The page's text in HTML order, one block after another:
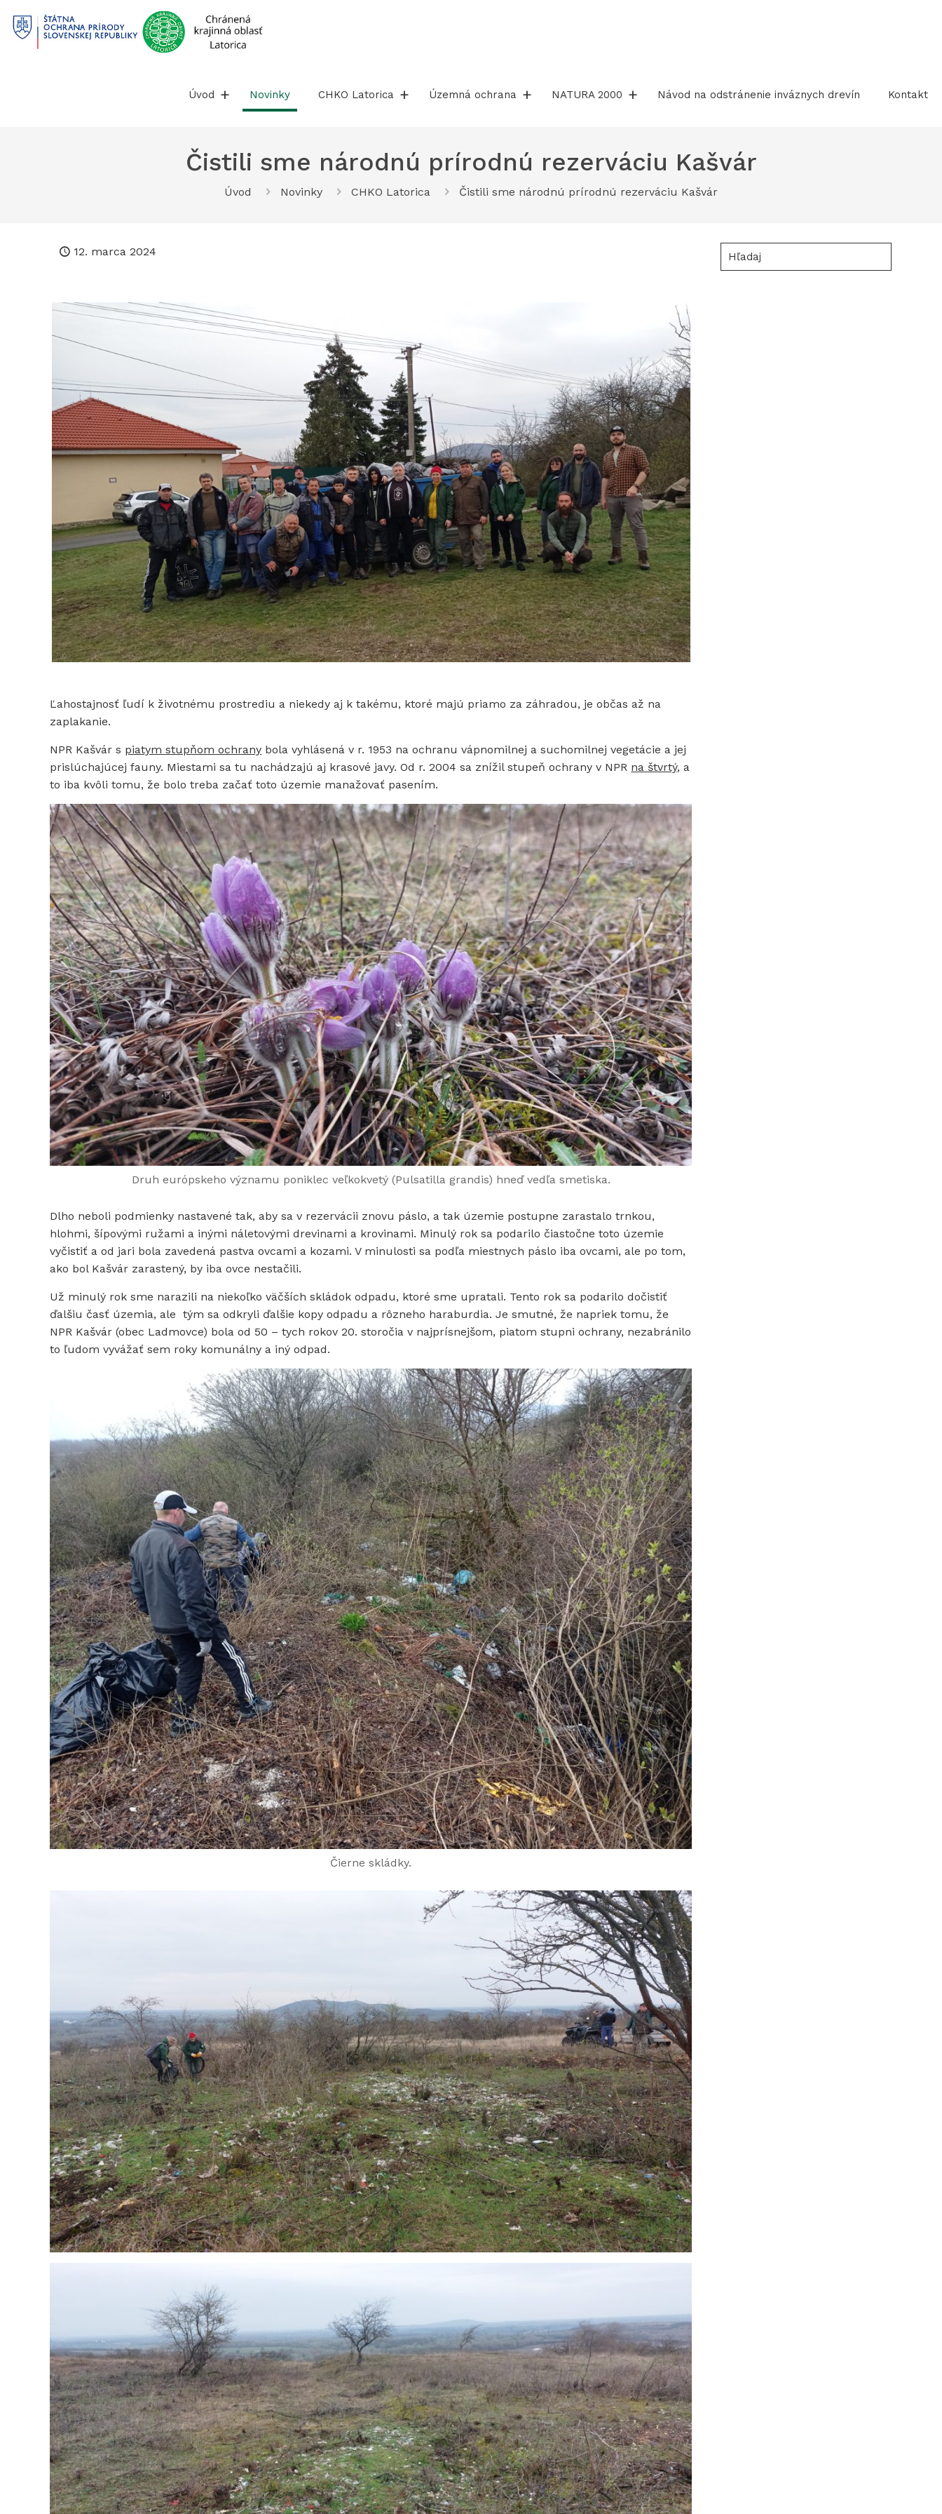
obsah
Úvod Novinky CHKO Latorica Územná ochrana NATURA 2000 Návod na odstránenie inváznych drevín Kontakt
Čistili sme národnú prírodnú rezerváciu Kašvár
Úvod Novinky CHKO Latorica Čistili sme národnú prírodnú rezerváciu Kašvár
12. marca 2024
Ľahostajnosť ľudí k životnému prostrediu a niekedy aj k takému, ktoré majú priamo za záhradou, je občas až na
zaplakanie.
NPR Kašvár s piatym stupňom ochrany bola vyhlásená v r. 1953 na ochranu vápnomilnej a suchomilnej vegetácie a jej
prislúchajúcej fauny. Miestami sa tu nachádzajú aj krasové javy. Od r. 2004 sa znížil stupeň ochrany v NPR na štvrtý, a
to iba kvôli tomu, že bolo treba začať toto územie manažovať pasením.
Druh európskeho významu poniklec veľkokvetý (Pulsatilla grandis) hneď vedľa smetiska.
Dlho neboli podmienky nastavené tak, aby sa v rezervácii znovu páslo, a tak územie postupne zarastalo trnkou,
hlohmi, šípovými ružami a inými náletovými drevinami a krovinami. Minulý rok sa podarilo čiastočne toto územie
vyčistiť a od jari bola zavedená pastva ovcami a kozami. V minulosti sa podľa miestnych páslo iba ovcami, ale po tom,
ako bol Kašvár zarastený, by iba ovce nestačili.
Už minulý rok sme narazili na niekoľko väčších skládok odpadu, ktoré sme upratali. Tento rok sa podarilo dočistiť
ďalšiu časť územia, ale tým sa odkryli ďalšie kopy odpadu a rôzneho haraburdia. Je smutné, že napriek tomu, že
NPR Kašvár (obec Ladmovce) bola od 50 – tych rokov 20. storočia v najprísnejšom, piatom stupni ochrany, nezabránilo
to ľudom vyvážať sem roky komunálny a iný odpad.
Čierne skládky.
Hľadaj